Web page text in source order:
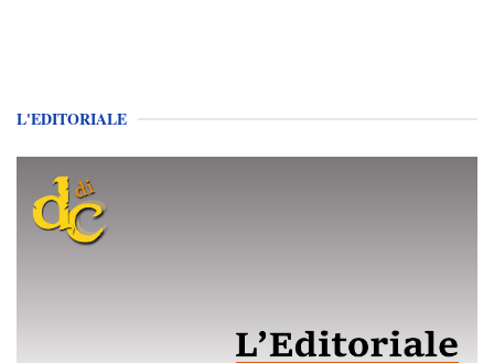
L'EDITORIALE